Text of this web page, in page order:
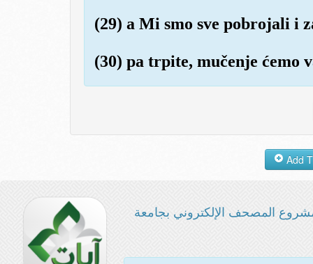
(29) a Mi smo sve pobrojali i
(30) pa trpite, mučenje ćemo
المصحف الإلكتروني بجامعة